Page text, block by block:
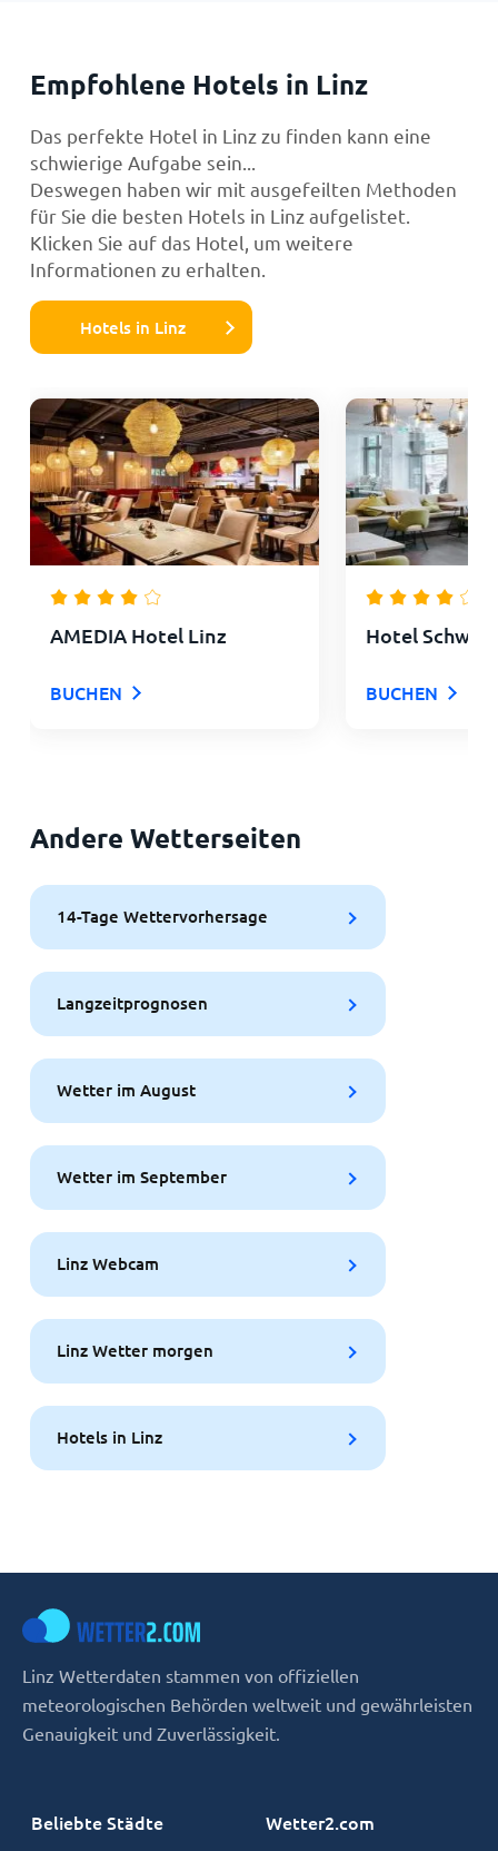
Empfohlene Hotels in Linz
Das perfekte Hotel in Linz zu finden kann eine
schwierige Aufgabe sein...
Deswegen haben wir mit ausgefeilten Methoden
für Sie die besten Hotels in Linz aufgelistet.
Klicken Sie auf das Hotel, um weitere
Informationen zu erhalten.
Hotels in Linz
AMEDIA Hotel Linz
BUCHEN
Hotel
BUCHEN
Andere Wetterseiten
14-Tage Wettervorhersage
Langzeitprognosen
Wetter im August
Wetter im September
Linz Webcam
Linz Wetter morgen
Hotels in Linz
Linz Wetterdaten stammen von offiziellen
meteorologischen Behörden weltweit und gewährleisten
Genauigkeit und Zuverlässigkeit.
Beliebte Städte Wetter2.com